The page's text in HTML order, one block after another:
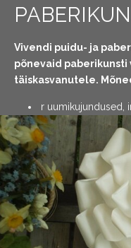
Vivendi puidu- ja
põnevaid paberikunsti
täiskasvanutele.
r uumikujundused,